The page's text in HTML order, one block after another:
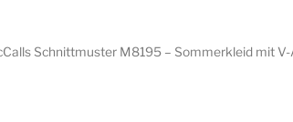
Schnittmuster M8195 – Sommerkleid mit